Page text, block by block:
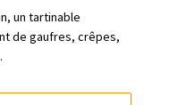
un tartinable
de gaufres, crêpes,